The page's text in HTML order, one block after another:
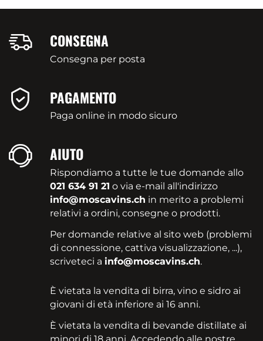
CONSEGNA
Consegna per posta
PAGAMENTO
Paga online in modo sicuro
AIUTO
Rispondiamo a tutte le tue domande allo
021 634 91 21 o via e-mail all'indirizzo
info@moscavins.ch in merito a problemi
relativi a ordini, consegne o prodotti.
Per domande relative al sito web (problemi
di connessione, cattiva visualizzazione, ...),
scriveteci a info@moscavins.ch.
È vietata la vendita di birra, vino e sidro ai
giovani di età inferiore ai 16 anni.
È vietata la vendita di bevande distillate ai